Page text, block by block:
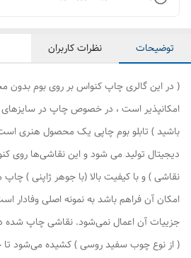
توضیحات نظرات کاربران
( در این گالری چاپ کنواس بر روی بوم بدون
امکانپذیر است ، در خصوص چاپ در سایزهای
باشید ) تابلو بوم چاپی یک محصول هنری
دیجیتال تولید می شود و این نقاشی‌ها روی
نقاشی ) و با کیفیت بالا (با جوهر ژاپنی )
امکان آن فراهم باشد به نمونه اصلی وفادار
جزییات آن اعمال نمی‌شود. نقاشی چاپ شده
( از نوع چوب سفید روسی ) کشیده می‌شود تا